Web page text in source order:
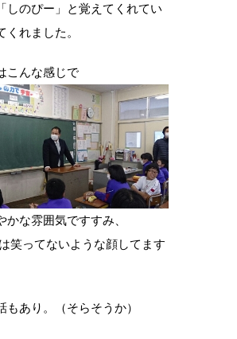
しのぴー」と覚えてくれてい
くれました。
こんな感じで
かな雰囲気ですすみ、
笑ってないような顔してます
もあり。（そらそうか）